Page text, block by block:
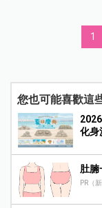
1
您也可能喜歡這
化身
肚腩
PR（